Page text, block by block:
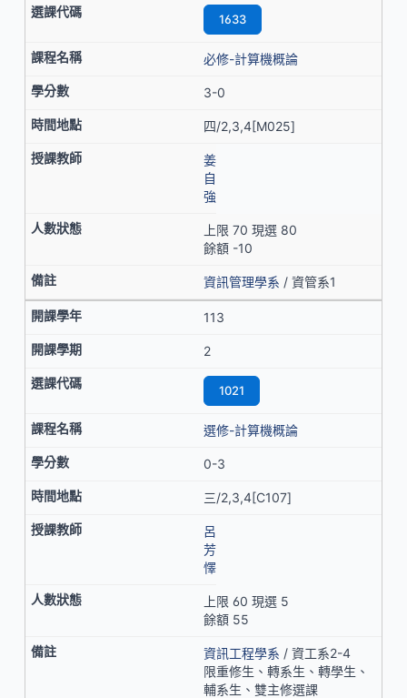
1633
必修-計算機概論
3-0
四/2,3,4[M025]
姜
自
強
上限 70 現選 80
餘額 -10
資訊管理學系 / 資管系1
113
2
1021
選修-計算機概論
0-3
三/2,3,4[C107]
呂
芳
懌
上限 60 現選 5
餘額 55
資訊工程學系 / 資工系2-4
限重修生、轉系生、轉學生、
輔系生、雙主修選課